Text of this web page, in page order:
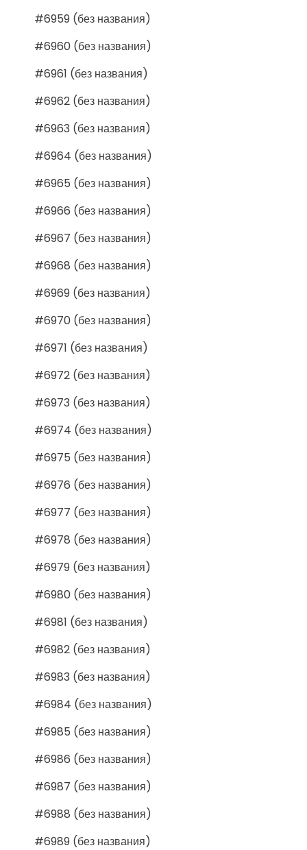
#6959 (без названия)
#6960 (без названия)
#6961 (без названия)
#6962 (без названия)
#6963 (без названия)
#6964 (без названия)
#6965 (без названия)
#6966 (без названия)
#6967 (без названия)
#6968 (без названия)
#6969 (без названия)
#6970 (без названия)
#6971 (без названия)
#6972 (без названия)
#6973 (без названия)
#6974 (без названия)
#6975 (без названия)
#6976 (без названия)
#6977 (без названия)
#6978 (без названия)
#6979 (без названия)
#6980 (без названия)
#6981 (без названия)
#6982 (без названия)
#6983 (без названия)
#6984 (без названия)
#6985 (без названия)
#6986 (без названия)
#6987 (без названия)
#6988 (без названия)
#6989 (без названия)